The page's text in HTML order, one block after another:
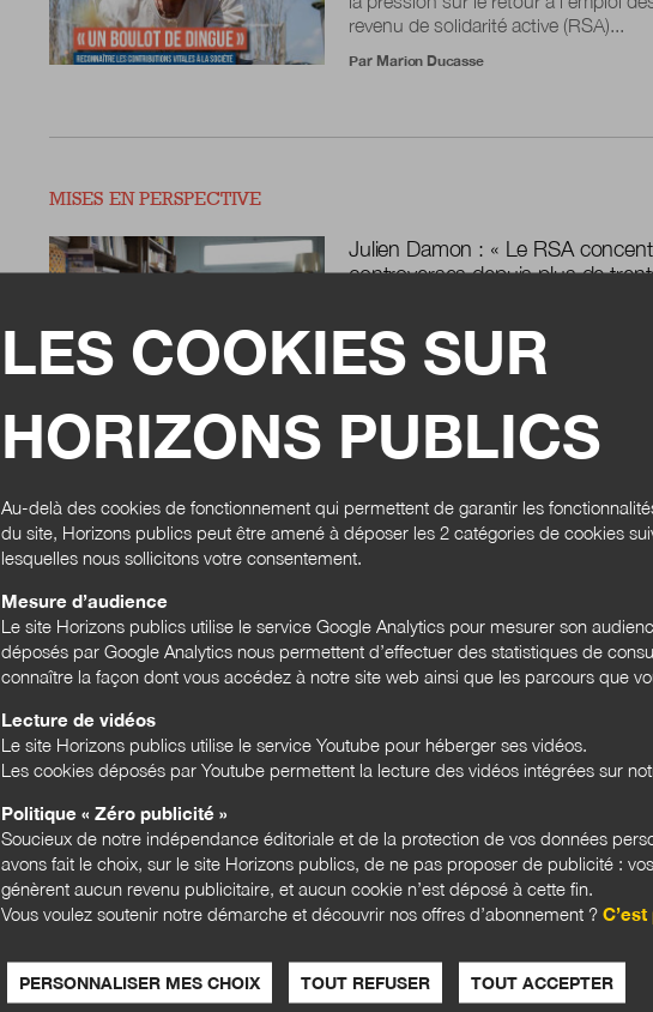
revenu de solidarité active (RSA)...
Par Marion Ducasse
MISES EN PERSPECTIVE
Julien Damon : « Le RSA
controverses depuis plus de
En France, il n’existe pas moins de
qui couvrent plus de 7 millions de
connu est le revenu de solidarité
sociales localespour repenser
Grande-Synthe, ville de plus de 20
en périphérie de Dunkerque, a mis en
Par Clément Cayol
Une autre expérience de l’insertion en Seine-Saint-Denis
Retour sur trois expérimentations menées actuellement par le
Denis : la recentralisation du financement du revenu de...
Par Martin Préaud
« L’automatisation doit rendre du temps d’accompagnement social
les agents et les travailleurs sociaux. »
Concernant les prestations sociales, le mot « automatisation » devrait
années à une échelle assez réduite. Dans un premier pas...
Propos recueillis par Baptiste Gapenne
LES COOKIES SUR
HORIZONS PUBLICS
Au-delà des cookies de fonctionnement qui permettent de garantir les
du site, Horizons publics peut être amené à déposer les 2 catégories de cookies
lesquelles nous sollicitons votre consentement.
Mesure d’audience
Le site Horizons publics utilise le service Google Analytics pour mesurer son
déposés par Google Analytics nous permettent d’effectuer des statistiques de
connaître la façon dont vous accédez à notre site web ainsi que les parcours que
Lecture de vidéos
Le site Horizons publics utilise le service Youtube pour héberger ses vidéos.
Les cookies déposés par Youtube permettent la lecture des vidéos intégrées sur
Politique « Zéro publicité »
Soucieux de notre indépendance éditoriale et de la protection de vos données
avons fait le choix, sur le site Horizons publics, de ne pas proposer de publicité :
génèrent aucun revenu publicitaire, et aucun cookie n’est déposé à cette fin.
Vous voulez soutenir notre démarche et découvrir nos offres d’abonnement ?
PERSONNALISER MES CHOIX TOUT REFUSER TOUT ACCEPTER